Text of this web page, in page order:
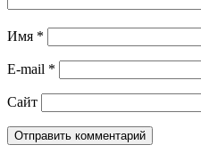
Имя *
E-mail *
Сайт